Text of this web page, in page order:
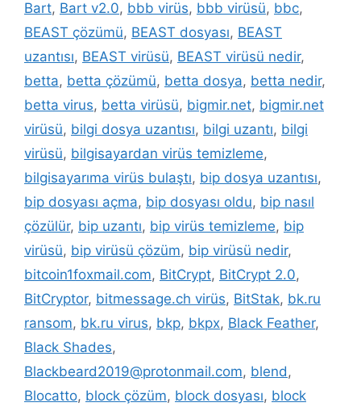
Bart, Bart v2.0, bbb virüs, bbb virüsü, bbc,
BEAST çözümü, BEAST dosyası, BEAST
uzantısı, BEAST virüsü, BEAST virüsü nedir,
betta, betta çözümü, betta dosya, betta nedir,
betta virus, betta virüsü, bigmir.net, bigmir.net
virüsü, bilgi dosya uzantısı, bilgi uzantı, bilgi
virüsü, bilgisayardan virüs temizleme,
bilgisayarıma virüs bulaştı, bip dosya uzantısı,
bip dosyası açma, bip dosyası oldu, bip nasıl
çözülür, bip uzantı, bip virüs temizleme, bip
virüsü, bip virüsü çözüm, bip virüsü nedir,
bitcoin1foxmail.com, BitCrypt, BitCrypt 2.0,
BitCryptor, bitmessage.ch virüs, BitStak, bk.ru
ransom, bk.ru virus, bkp, bkpx, Black Feather,
Black Shades,
Blackbeard2019@protonmail.com, blend,
Blocatto, block çözüm, block dosyası, block